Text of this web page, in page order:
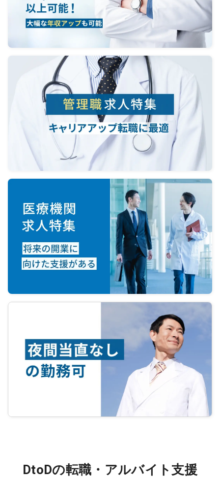
DtoDの転職・アルバイト支援